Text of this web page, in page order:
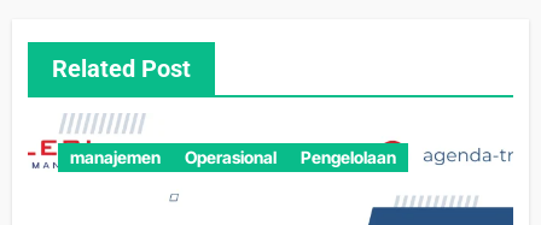
Related Post
manajemen Operasional Pengelolaan